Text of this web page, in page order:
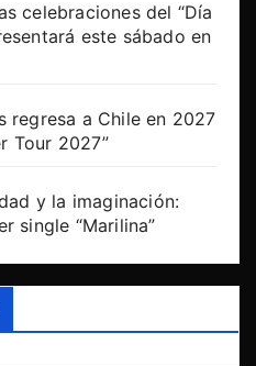
celebraciones del “Día
este sábado en
regresa a Chile en 2027
Tour 2027”
y la imaginación:
single “Marilina”